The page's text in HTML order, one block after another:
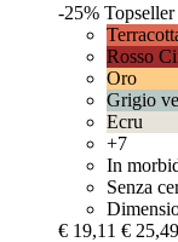
-25% Topseller
Rosso
Oro
Grigio
Ecru
+7
In
Senza
€ 19,11 € 25,49